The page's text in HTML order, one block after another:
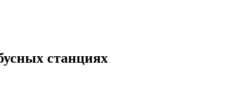
станциях